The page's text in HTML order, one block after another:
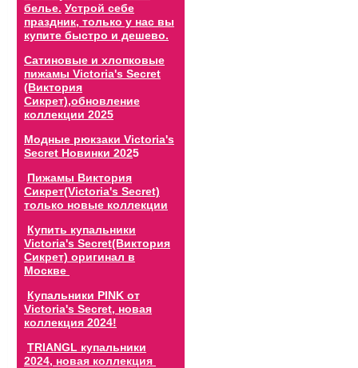
белье. Устрой себе
праздник, только у нас вы
купите быстро и дешево.
Сатиновые и хлопковые
пижамы Victoria's Secret
(Виктория
Сикрет),обновление
коллекции 2025
Модные рюкзаки Victoria's
Secret Новинки 2025
Пижамы Виктория
Сикрет(Victoria's Secret)
только новые коллекции
Купить купальники
Victoria's Secret(Виктория
Сикрет) оригинал в
Москве
Купальники PINK от
Victoria's Secret, новая
коллекция 2024!
TRIANGL купальники
2024, новая коллекция